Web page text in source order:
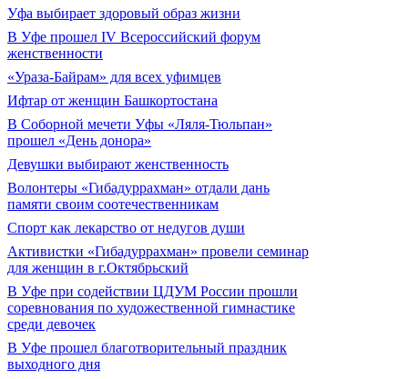
Уфа выбирает здоровый образ жизни
В Уфе прошел IV Всероссийский форум
женственности
«Ураза-Байрам» для всех уфимцев
Ифтар от женщин Башкортостана
В Соборной мечети Уфы «Ляля-Тюльпан»
прошел «День донора»
Девушки выбирают женственность
Волонтеры «Гибадуррахман» отдали дань
памяти своим соотечественникам
Спорт как лекарство от недугов души
Активистки «Гибадуррахман» провели семинар
для женщин в г.Октябрьский
В Уфе при содействии ЦДУМ России прошли
соревнования по художественной гимнастике
среди девочек
В Уфе прошел благотворительный праздник
выходного дня